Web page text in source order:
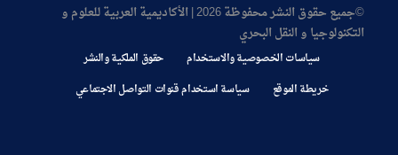
©جميع حقوق النشر محفوظة 2026 | الأكاديمية العربية للعلوم و
التكنولوجيا و النقل البحري
سياسات الخصوصية والاستخدام
حقوق الملكية والنشر
خريطة الموقع
سياسة استخدام قنوات التواصل الاجتماعي